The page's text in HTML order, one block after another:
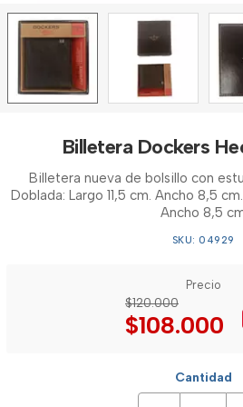
Billetera Dockers
Billetera nueva de bolsillo con
Doblada: Largo 11,5 cm. Ancho 8,5
Ancho 8,5
SKU: 04929
Precio
$120.000
$108.000
Cantidad